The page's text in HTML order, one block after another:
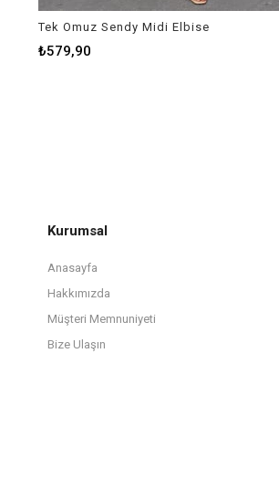
Tek Omuz Sendy Midi Elbise
₺579,90
Kurumsal
Anasayfa
Hakkımızda
Müşteri Memnuniyeti
Bize Ulaşın